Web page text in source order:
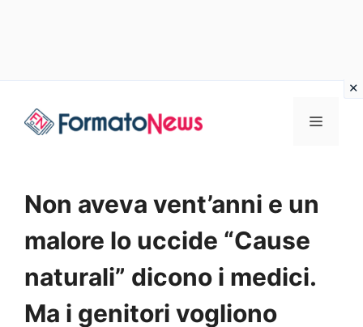
Menu
Non aveva vent’anni e un
malore lo uccide “Cause
naturali” dicono i medici.
Ma i genitori vogliono